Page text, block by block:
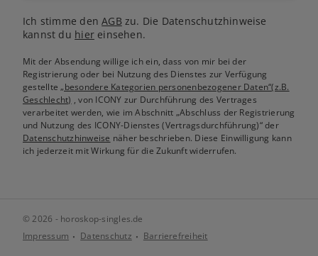
Ich stimme denAGB zu. Die Datenschutzhinweise
kannst du hiereinsehen.
Mit der Absendung willige ich ein, dass von mir bei der
Registrierung oder bei Nutzung des Dienstes zur Verfügung
gestellte„besondere Kategorien personenbezogener Daten“(z.B.
Geschlecht) , von ICONY zur Durchführung des Vertrages
verarbeitet werden, wie im Abschnitt „Abschluss der Registrierung
und Nutzung des ICONY-Dienstes (Vertragsdurchführung)“ der
Datenschutzhinweise näher beschrieben. Diese Einwilligung kann
ich jederzeit mit Wirkung für die Zukunft widerrufen.
© 2026 - horoskop-singles.de
Impressum
Datenschutz Barrierefreiheit